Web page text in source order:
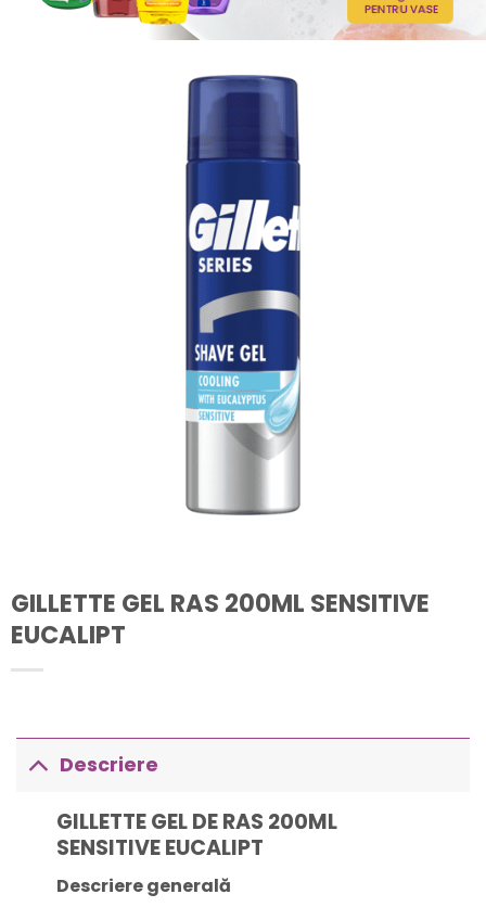
GILLETTE GEL RAS 200ML SENSITIVE
EUCALIPT
Descriere
GILLETTE GEL DE RAS 200ML
SENSITIVE EUCALIPT
Descriere generală